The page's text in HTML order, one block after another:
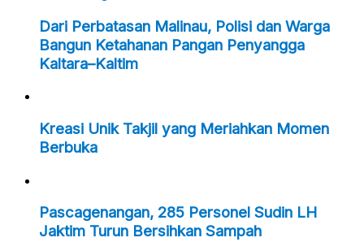
Dari Perbatasan Malinau, Polisi dan Warga
Bangun Ketahanan Pangan Penyangga
Kaltara–Kaltim
Kreasi Unik Takjil yang Meriahkan Momen
Berbuka
Pascagenangan, 285 Personel Sudin LH
Jaktim Turun Bersihkan Sampah